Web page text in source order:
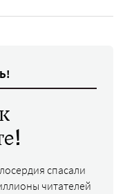
спасали
читателей